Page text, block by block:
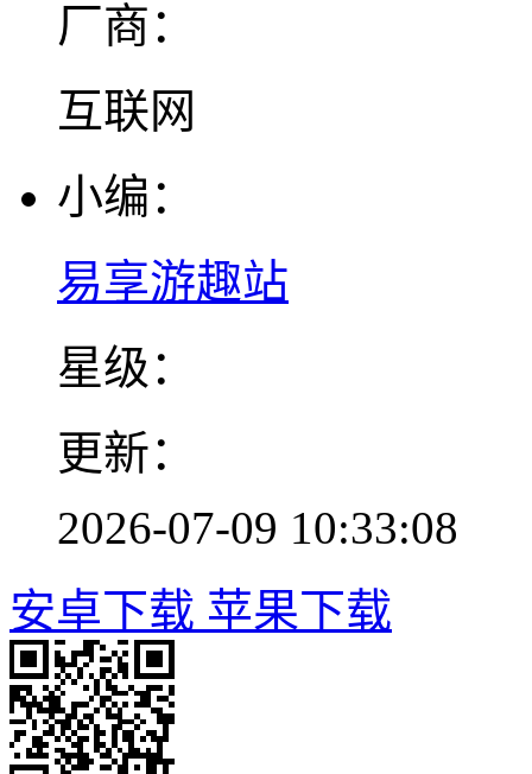
厂商：
互联网
小编：
易享游趣站
星级：
更新：
2026-07-09 10:33:08
安卓下载 苹果下载